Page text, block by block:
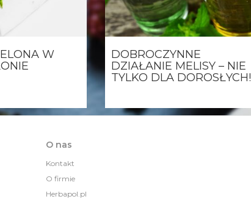
W
DOBROCZYNNE
DZIAŁANIE MELISY – NIE
TYLKO DLA DOROSŁYCH!
O nas
Kontakt
O firmie
Herbapol.pl